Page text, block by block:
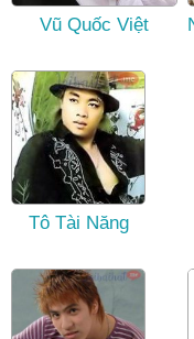
Vũ Quốc Việt
Tô Tài Năng